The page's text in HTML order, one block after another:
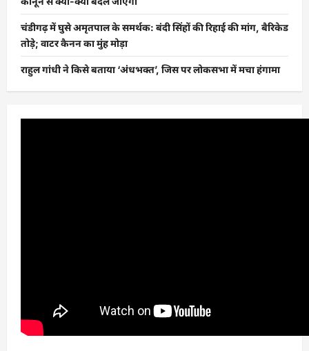
चंडीगढ़ में घुसे अमृतपाल के समर्थक: बंदी सिंहों की रिहाई की मांग, बैरिकेड
तोड़े; वाटर कैनन का मुंह मोड़ा
राहुल गांधी ने किसे बताया ‘अंधभक्त’, जिस पर लोकसभा में मचा हंगामा